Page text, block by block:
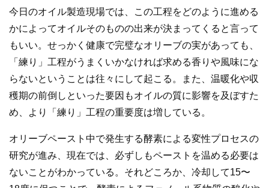
今日のオイル製造現場では、この工程をどのように進める
かによってオイルそのものの出来が決まってくると言って
もいい。せっかく健康で完璧なオリーブの実があっても、
「練り」工程がうまくいかなければ求める香りや風味にな
らないということは往々にして起こる。また、温暖化や収
穫期の前倒しといった要因もオイルの質に影響を及ぼすた
め、より「練り」工程の重要度は増している。
オリーブペースト中で発生する酵素による変性プロセスの
研究が進み、現在では、必ずしもペーストを温める必要は
ないことがわかっている。それどころか、冷却して15〜